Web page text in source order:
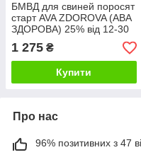
БМВД для свиней поросят
старт AVA ZDOROVA (АВА
ЗДОРОВА) 25% від 12-30
кг. Фасовка 25 кг
1 275 ₴
Купити
Про нас
96% позитивних з 47